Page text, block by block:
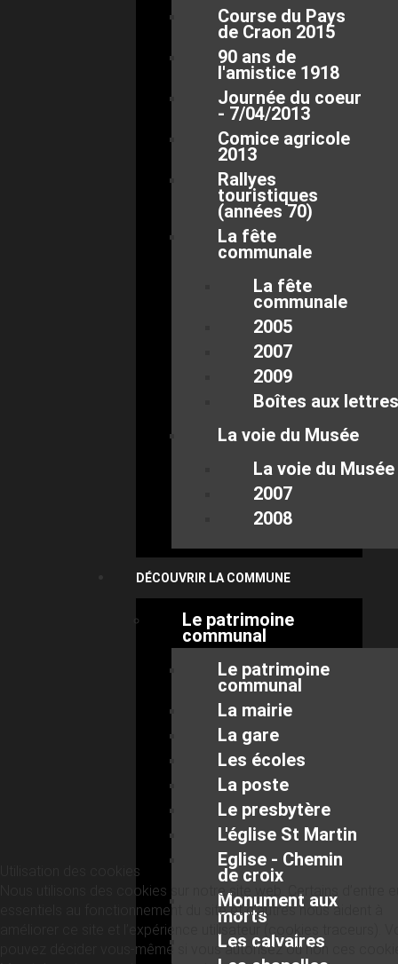
Course du Pays
de Craon 2015
90 ans de
l'amistice 1918
Journée du coeur
- 7/04/2013
Comice agricole
2013
Rallyes
touristiques
(années 70)
La fête
communale
La fête
communale
2005
2007
2009
Boîtes aux lettres
La voie du Musée
La voie du Musée
2007
2008
DÉCOUVRIR LA COMMUNE
Le patrimoine
communal
Le patrimoine
communal
La mairie
La gare
Les écoles
La poste
Le presbytère
L'église St Martin
Eglise - Chemin
de croix
Monument aux
morts
Les calvaires
Utilisation des cookies
Nous utilisons des cookies sur notre site web. Certains d’entre
essentiels au fonctionnement du site et d’autres nous aident à
améliorer ce site et l’expérience utilisateur (cookies traceurs).
pouvez décider vous-même si vous autorisez ou non ces